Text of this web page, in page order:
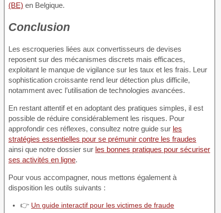
(BE) en Belgique.
Conclusion
Les escroqueries liées aux convertisseurs de devises
reposent sur des mécanismes discrets mais efficaces,
exploitant le manque de vigilance sur les taux et les frais. Leur
sophistication croissante rend leur détection plus difficile,
notamment avec l’utilisation de technologies avancées.
En restant attentif et en adoptant des pratiques simples, il est
possible de réduire considérablement les risques. Pour
approfondir ces réflexes, consultez notre guide sur les
stratégies essentielles pour se prémunir contre les fraudes
ainsi que notre dossier sur les bonnes pratiques pour sécuriser
ses activités en ligne.
Pour vous accompagner, nous mettons également à
disposition les outils suivants :
👉 Un guide interactif pour les victimes de fraude